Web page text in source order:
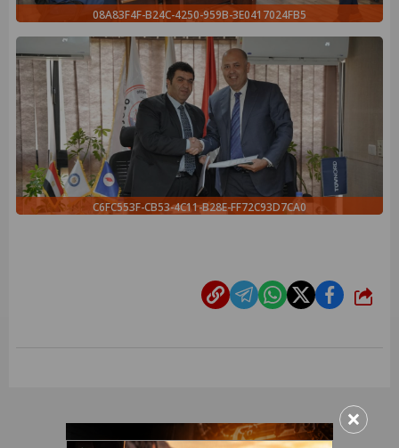
08A83F4F-B24C-4250-959B-3E0417024FB5
C6FC553F-CB53-4C11-B28E-FF72C93D7CA0
شارك
×